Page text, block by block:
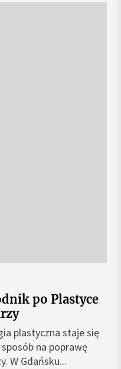
po Plastyce
plastyczna staje się
na poprawę
W Gdańsku...